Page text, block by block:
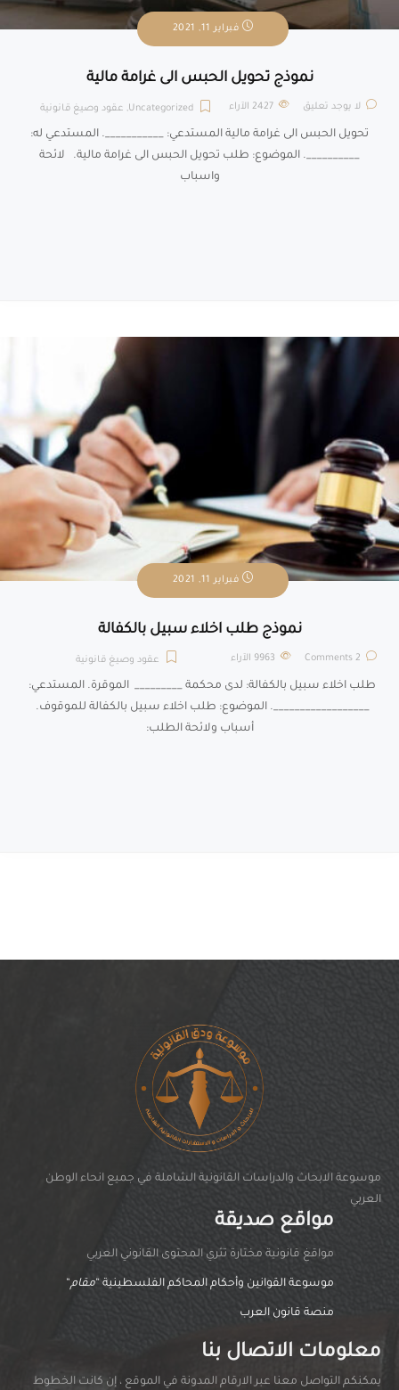
فبراير 11, 2021
نموذج تحويل الحبس الى غرامة مالية
Uncategorized
, عقود وصيغ قانونية لا يوجد تعليق الآراء
تحويل الحبس الى غرامة مالية المستدعي: ___________. المستدعي له:
__________. الموضوع: طلب تحويل الحبس الى غرامة مالية. لائحة
واسباب
فبراير 11, 2021
نموذج طلب اخلاء سبيل بالكفالة
عقود وصيغ قانونية 2 Comments الآراء
طلب اخلاء سبيل بالكفالة: لدى محكمة _________ الموقرة. المستدعي:
__________________. الموضوع: طلب اخلاء سبيل بالكفالة للموقوف.
أسباب ولائحة الطلب:
موسوعة الابحاث والدراسات القانونية الشاملة في جميع انحاء الوطن
العربي
مواقع صديقة
مواقغ قانونية مختارة تثري المحتوى القانوني العربي
موسوعة القوانين وأحكام المحاكم الفلسطينية “مقام“
منصة قانون العرب
معلومات الاتصال بنا
يمكنكم التواصل معنا عبر الارقام المدونة في الموقع ، إن كانت الخطوط